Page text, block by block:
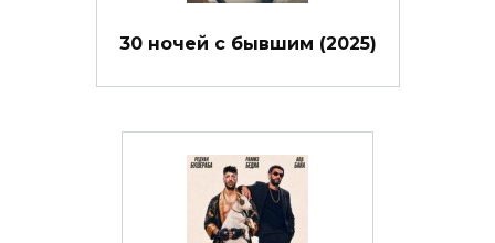
30 ночей с бывшим (2025)